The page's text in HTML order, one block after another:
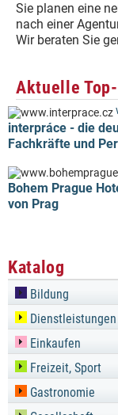
Sie planen eine
nach einer
Wir beraten Sie
Aktuelle
interpráce - die
Fachkräfte und
Bohem Prague
von Prag
Katalog
Bildung
Dienstleistungen
Einkaufen
Freizeit, Sport
Gastronomie